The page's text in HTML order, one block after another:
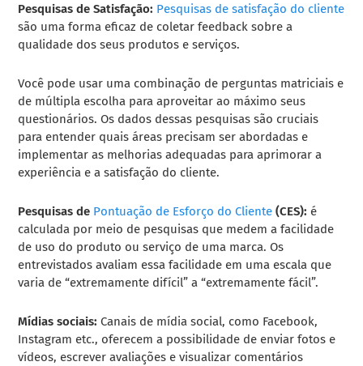
Pesquisas de Satisfação: Pesquisas de satisfação do cliente
são uma forma eficaz de coletar feedback sobre a
qualidade dos seus produtos e serviços.
Você pode usar uma combinação de perguntas matriciais e
de múltipla escolha para aproveitar ao máximo seus
questionários. Os dados dessas pesquisas são cruciais
para entender quais áreas precisam ser abordadas e
implementar as melhorias adequadas para aprimorar a
experiência e a satisfação do cliente.
Pesquisas de Pontuação de Esforço do Cliente(CES): é
calculada por meio de pesquisas que medem a facilidade
de uso do produto ou serviço de uma marca. Os
entrevistados avaliam essa facilidade em uma escala que
varia de “extremamente difícil” a “extremamente fácil”.
Mídias sociais: Canais de mídia social, como Facebook,
Instagram etc., oferecem a possibilidade de enviar fotos e
vídeos, escrever avaliações e visualizar comentários